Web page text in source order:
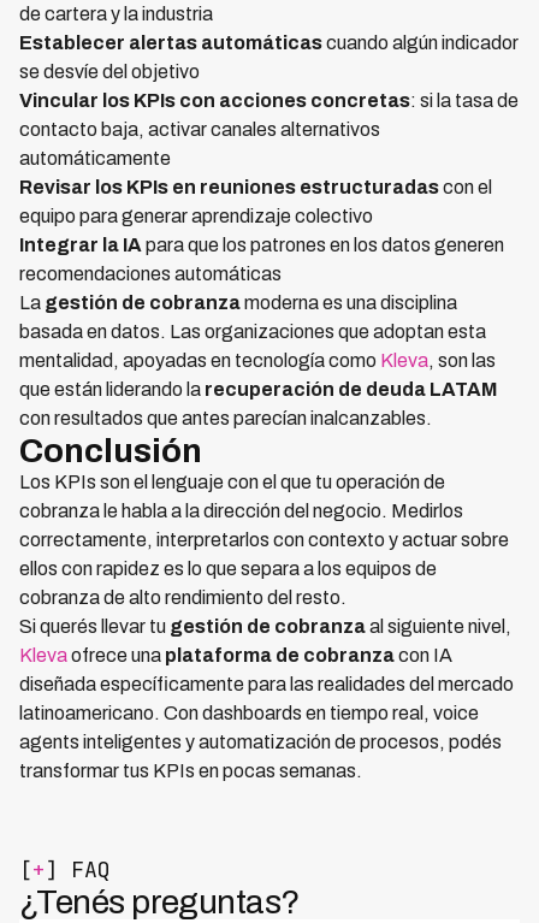
de cartera y la industria
Establecer alertas automáticascuando algún indicador
se desvíe del objetivo
Vincular los KPIs con acciones concretas: si la tasa de
contacto baja, activar canales alternativos
automáticamente
Revisar los KPIs en reuniones estructuradascon el
equipo para generar aprendizaje colectivo
Integrar la IApara que los patrones en los datos generen
recomendaciones automáticas
La gestión de cobranzamoderna es una disciplina
basada en datos. Las organizaciones que adoptan esta
mentalidad, apoyadas en tecnología como Kleva, son las
que están liderando la recuperación de deuda LATAM
con resultados que antes parecían inalcanzables.
Conclusión
Los KPIs son el lenguaje con el que tu operación de
cobranza le habla a la dirección del negocio. Medirlos
correctamente, interpretarlos con contexto y actuar sobre
ellos con rapidez es lo que separa a los equipos de
cobranza de alto rendimiento del resto.
Si querés llevar tu gestión de cobranzaal siguiente nivel,
Klevaofrece una plataforma de cobranzacon IA
diseñada específicamente para las realidades del mercado
latinoamericano. Con dashboards en tiempo real, voice
agents inteligentes y automatización de procesos, podés
transformar tus KPIs en pocas semanas.
[+] FAQ
¿Tenés preguntas?